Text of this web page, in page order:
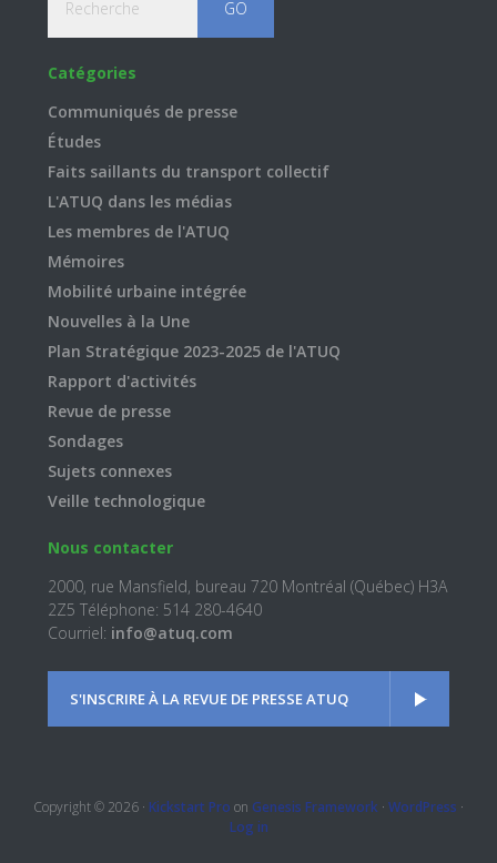
Catégories
Communiqués de presse
Études
Faits saillants du transport collectif
L'ATUQ dans les médias
Les membres de l'ATUQ
Mémoires
Mobilité urbaine intégrée
Nouvelles à la Une
Plan Stratégique 2023-2025 de l'ATUQ
Rapport d'activités
Revue de presse
Sondages
Sujets connexes
Veille technologique
Nous contacter
2000, rue Mansfield, bureau 720 Montréal (Québec) H3A
2Z5 Téléphone: 514 280-4640
Courriel: info@atuq.com
S'INSCRIRE À LA REVUE DE PRESSE ATUQ
Copyright © 2026 · Kickstart Pro on Genesis Framework · WordPress ·
Log in